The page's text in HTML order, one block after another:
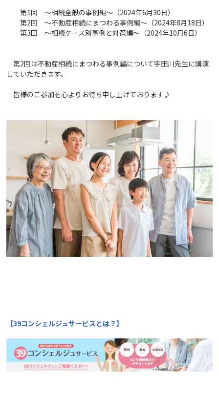
第1回 ～相続全般の事例編～（2024年6月30日）
第2回 ～不動産相続にまつわる事例編～（2024年8月18日）
第3回 ～相続ケース別事例と対策編～（2024年10月6日）
第2回は不動産相続にまつわる事例編について宇田川先生に講演
していただきます。
皆様のご参加を心よりお待ち申し上げております♪
【39コンシェルジュサービスとは？】